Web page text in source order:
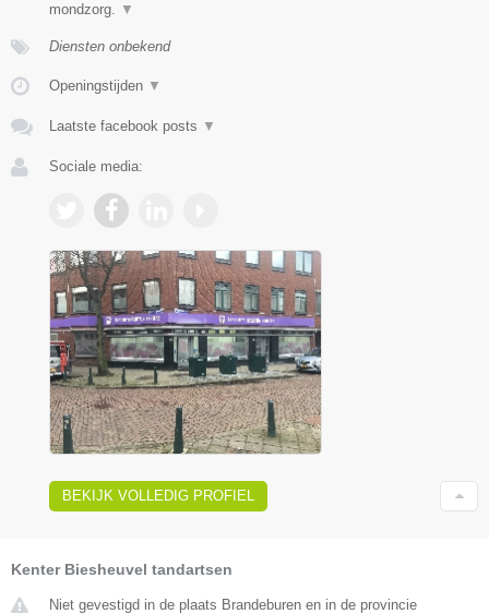
mondzorg. ▼
Diensten onbekend
Openingstijden ▼
Laatste facebook posts ▼
Sociale media:
BEKIJK VOLLEDIG PROFIEL
Kenter Biesheuvel tandartsen
Niet gevestigd in de plaats Brandeburen en in de provincie